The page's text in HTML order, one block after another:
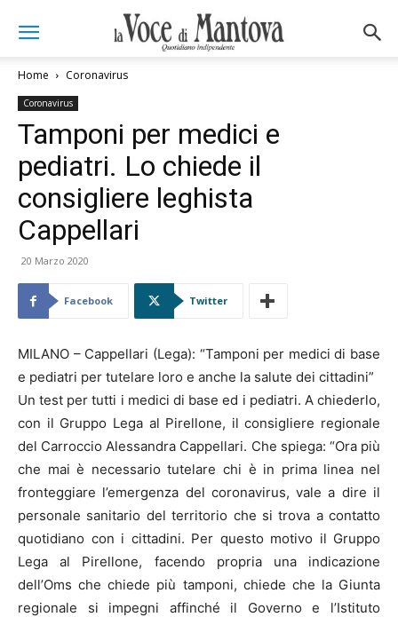
Home Coronavirus
Coronavirus
Tamponi per medici e
pediatri. Lo chiede il
consigliere leghista
Cappellari
20 Marzo 2020
Facebook Twitter
MILANO – Cappellari (Lega): “Tamponi per medici di base
e pediatri per tutelare loro e anche la salute dei cittadini”
Un test per tutti i medici di base ed i pediatri. A chiederlo,
con il Gruppo Lega al Pirellone, il consigliere regionale
del Carroccio Alessandra Cappellari. Che spiega: “Ora più
che mai è necessario tutelare chi è in prima linea nel
fronteggiare l’emergenza del coronavirus, vale a dire il
personale sanitario del territorio che si trova a contatto
quotidiano con i cittadini. Per questo motivo il Gruppo
Lega al Pirellone, facendo propria una indicazione
dell’Oms che chiede più tamponi, chiede che la Giunta
regionale si impegni affinché il Governo e l’Istituto